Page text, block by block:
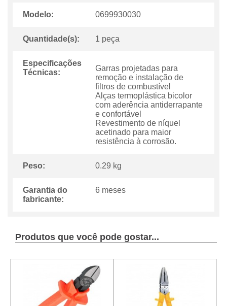
Modelo: 0699930030
Quantidade(s): 1 peça
Especificações
Técnicas:
Garras projetadas para
remoção e instalação de
filtros de combustível
Alças termoplástica bicolor
com aderência antiderrapante
e confortável
Revestimento de níquel
acetinado para maior
resistência à corrosão.
Peso: 0.29 kg
Garantia do
fabricante:
6 meses
Produtos que você pode gostar...